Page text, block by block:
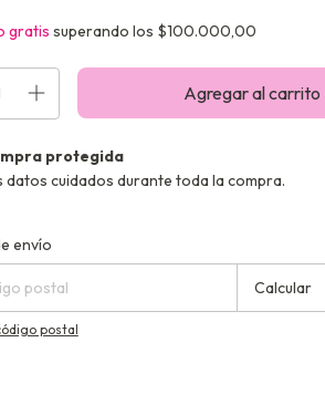
gratis superando los $100.000,00
protegida
datos cuidados durante toda la compra.
el CP:
envío
Calcular
postal